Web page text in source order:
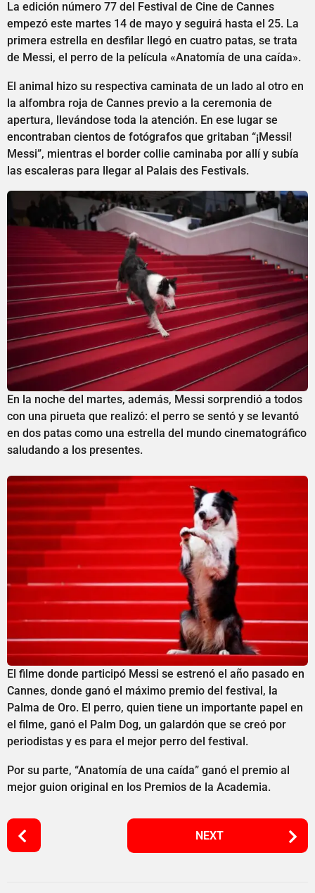
La edición número 77 del Festival de Cine de Cannes
empezó este martes 14 de mayo y seguirá hasta el 25. La
primera estrella en desfilar llegó en cuatro patas, se trata
de Messi, el perro de la película «Anatomía de una caída».
El animal hizo su respectiva caminata de un lado al otro en
la alfombra roja de Cannes previo a la ceremonia de
apertura, llevándose toda la atención. En ese lugar se
encontraban cientos de fotógrafos que gritaban “¡Messi!
Messi”, mientras el border collie caminaba por allí y subía
las escaleras para llegar al Palais des Festivals.
En la noche del martes, además, Messi sorprendió a todos
con una pirueta que realizó: el perro se sentó y se levantó
en dos patas como una estrella del mundo cinematográfico
saludando a los presentes.
El filme donde participó Messi se estrenó el año pasado en
Cannes, donde ganó el máximo premio del festival, la
Palma de Oro. El perro, quien tiene un importante papel en
el filme, ganó el Palm Dog, un galardón que se creó por
periodistas y es para el mejor perro del festival.
Por su parte, “Anatomía de una caída” ganó el premio al
mejor guion original en los Premios de la Academia.
P
o
NEXT